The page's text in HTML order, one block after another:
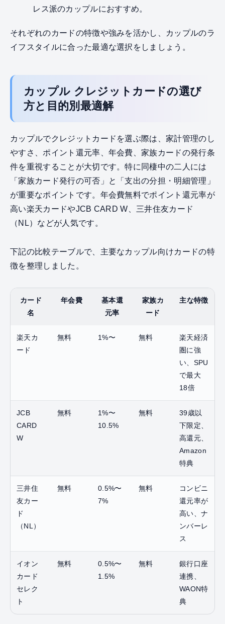
レス派のカップルにおすすめ。
それぞれのカードの特徴や強みを活かし、カップルのラ
イフスタイルに合った最適な選択をしましょう。
カップル クレジットカードの選び
方と目的別最適解
カップルでクレジットカードを選ぶ際は、家計管理のし
やすさ、ポイント還元率、年会費、家族カードの発行条
件を重視することが大切です。特に同棲中の二人には
「家族カード発行の可否」と「支出の分担・明細管理」
が重要なポイントです。年会費無料でポイント還元率が
高い楽天カードやJCB CARD W、三井住友カード
（NL）などが人気です。
下記の比較テーブルで、主要なカップル向けカードの特
徴を整理しました。
カード
名
年会費
基本還
元率
家族カ
ード
主な特徴
楽天カ
ード
無料 1%〜 無料
楽天経済
圏に強
い、SPU
で最大
18倍
JCB
CARD
W
無料
1%〜
10.5%
無料
39歳以
下限定、
高還元、
Amazon
特典
三井住
友カー
ド
（NL）
無料
0.5%〜
7%
無料
コンビニ
還元率が
高い、ナ
ンバーレ
ス
イオン
カード
セレク
ト
無料
0.5%〜
1.5%
無料
銀行口座
連携、
WAON特
典